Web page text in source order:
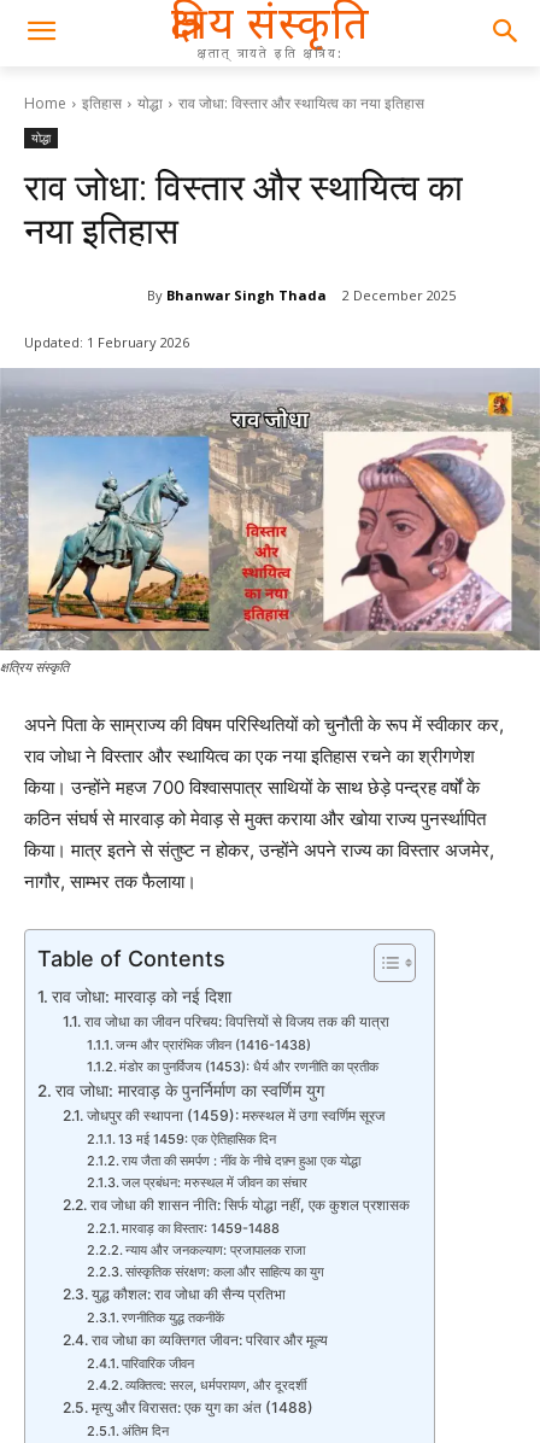
क्षत्रिय संस्कृति
क्षतात् त्रायते इति क्षत्रिय:
Home इतिहास योद्धा राव जोधा: विस्तार और स्थायित्व का नया इतिहास
योद्धा
राव जोधा: विस्तार और स्थायित्व का
नया इतिहास
By Bhanwar Singh Thada 2 December 2025
Updated: 1 February 2026
क्षत्रिय संस्कृति
अपने पिता के साम्राज्य की विषम परिस्थितियों को चुनौती के रूप में स्वीकार कर,
राव जोधा ने विस्तार और स्थायित्व का एक नया इतिहास रचने का श्रीगणेश
किया। उन्होंने महज 700 विश्वासपात्र साथियों के साथ छेड़े पन्द्रह वर्षों के
कठिन संघर्ष से मारवाड़ को मेवाड़ से मुक्त कराया और खोया राज्य पुनर्स्थापित
किया। मात्र इतने से संतुष्ट न होकर, उन्होंने अपने राज्य का विस्तार अजमेर,
नागौर, साम्भर तक फैलाया।
Table of Contents
राव जोधा: मारवाड़ को नई दिशा
राव जोधा का जीवन परिचय: विपत्तियों से विजय तक की यात्रा
जन्म और प्रारंभिक जीवन (1416-1438)
मंडोर का पुनर्विजय (1453): धैर्य और रणनीति का प्रतीक
राव जोधा: मारवाड़ के पुनर्निर्माण का स्वर्णिम युग
जोधपुर की स्थापना (1459): मरुस्थल में उगा स्वर्णिम सूरज
13 मई 1459: एक ऐतिहासिक दिन
राय जैता की समर्पण : नींव के नीचे दफ़्न हुआ एक योद्धा
जल प्रबंधन: मरुस्थल में जीवन का संचार
राव जोधा की शासन नीति: सिर्फ योद्धा नहीं, एक कुशल प्रशासक
मारवाड़ का विस्तार: 1459-1488
न्याय और जनकल्याण: प्रजापालक राजा
सांस्कृतिक संरक्षण: कला और साहित्य का युग
युद्ध कौशल: राव जोधा की सैन्य प्रतिभा
रणनीतिक युद्ध तकनीकें
राव जोधा का व्यक्तिगत जीवन: परिवार और मूल्य
पारिवारिक जीवन
व्यक्तित्व: सरल, धर्मपरायण, और दूरदर्शी
मृत्यु और विरासत: एक युग का अंत (1488)
अंतिम दिन